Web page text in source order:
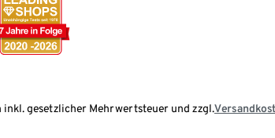
inkl. gesetzlicher Mehrwertsteuer und zzgl.